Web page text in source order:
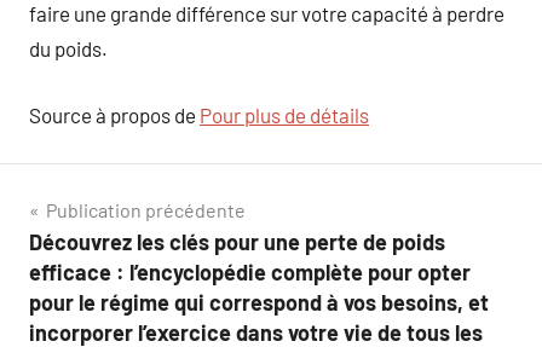
faire une grande différence sur votre capacité à perdre
du poids.
Source à propos de Pour plus de détails
Navigation
de
l’article
Publication précédente
Découvrez les clés pour une perte de poids
efficace : l’encyclopédie complète pour opter
pour le régime qui correspond à vos besoins, et
incorporer l’exercice dans votre vie de tous les